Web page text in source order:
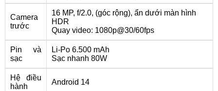
Camera
trước
16 MP, f/2.0, (góc rộng), ẩn dưới màn hình
HDR
Quay video: 1080p@30/60fps
Pin và
sạc
Li-Po 6.500 mAh
Sạc nhanh 80W
Hệ điều
hành
Android 14